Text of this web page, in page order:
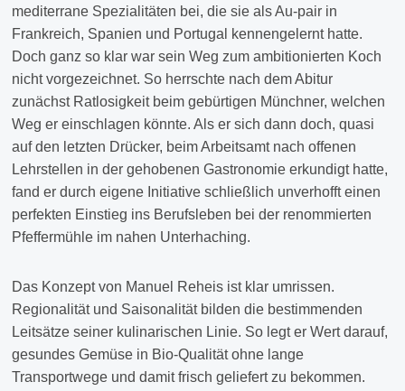
mediterrane Spezialitäten bei, die sie als Au-pair in
Frankreich, Spanien und Portugal kennengelernt hatte.
Doch ganz so klar war sein Weg zum ambitionierten Koch
nicht vorgezeichnet. So herrschte nach dem Abitur
zunächst Ratlosigkeit beim gebürtigen Münchner, welchen
Weg er einschlagen könnte. Als er sich dann doch, quasi
auf den letzten Drücker, beim Arbeitsamt nach offenen
Lehrstellen in der gehobenen Gastronomie erkundigt hatte,
fand er durch eigene Initiative schließlich unverhofft einen
perfekten Einstieg ins Berufsleben bei der renommierten
Pfeffermühle im nahen Unterhaching.
Das Konzept von Manuel Reheis ist klar umrissen.
Regionalität und Saisonalität bilden die bestimmenden
Leitsätze seiner kulinarischen Linie. So legt er Wert darauf,
gesundes Gemüse in Bio-Qualität ohne lange
Transportwege und damit frisch geliefert zu bekommen.